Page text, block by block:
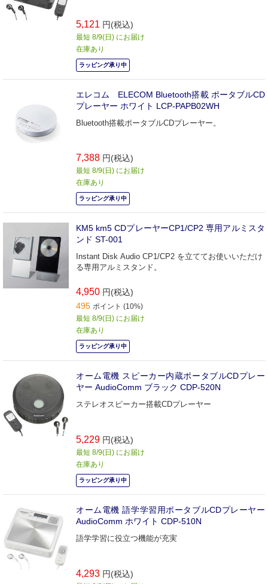
5,121 円(税込)
最短 8/9(日) にお届け
在庫あり
ラッピング承り中
エレコム ELECOM Bluetooth搭載 ポータブルCD
プレーヤー ホワイト LCP-PAPB02WH
Bluetooth搭載ポータブルCDプレーヤー。
7,388 円(税込)
最短 8/9(日) にお届け
在庫あり
ラッピング承り中
KM5 km5 CDプレーヤーCP1/CP2 専用アルミスタ
ンド ST-001
Instant Disk Audio CP1/CP2 を立ててお使いいただけ
る専用アルミスタンド。
4,950 円(税込)
495 ポイント (10%)
最短 8/9(日) にお届け
在庫あり
ラッピング承り中
オーム電機 スピーカー内蔵ポータブルCDプレー
ヤー AudioComm ブラック CDP-520N
ステレオスピーカー搭載CDプレーヤー
5,229 円(税込)
最短 8/9(日) にお届け
在庫あり
ラッピング承り中
オーム電機 語学学習用ポータブルCDプレーヤー
AudioComm ホワイト CDP-510N
語学学習に役立つ機能が充実
4,293 円(税込)